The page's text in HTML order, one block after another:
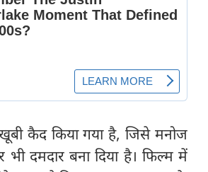
कैद किया गया है, जिसे मनोज
दमदार बना दिया है। फिल्म में